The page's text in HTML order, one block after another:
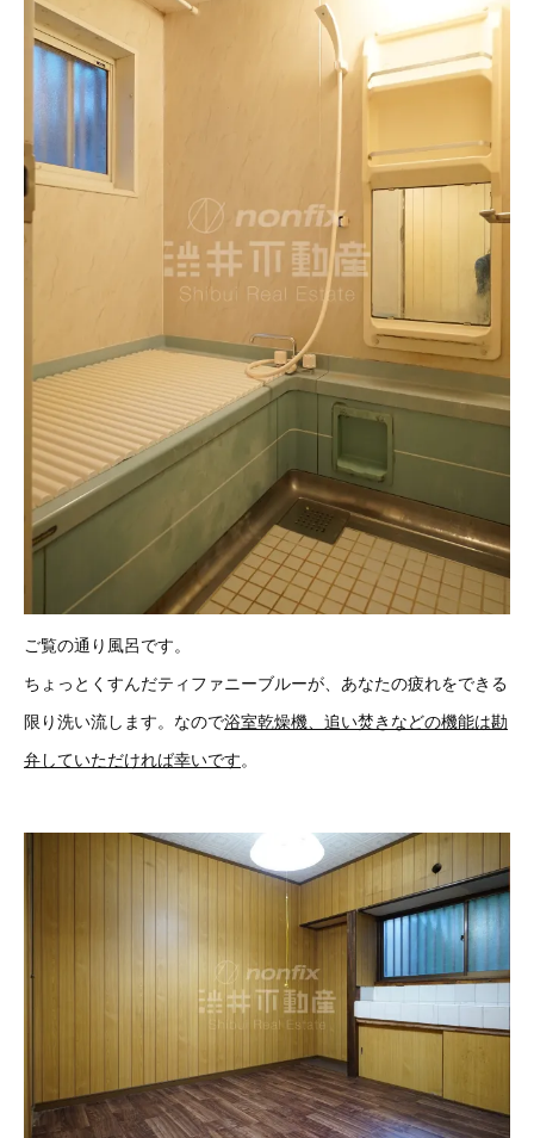
ご覧の通り風呂です。
ちょっとくすんだティファニーブルーが、あなたの疲れをできる
限り洗い流します。なので浴室乾燥機、追い焚きなどの機能は勘
弁していただければ幸いです。